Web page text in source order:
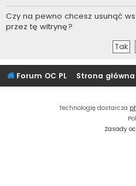
Czy na pewno chcesz usunąć
przez tę witrynę?
Forum OC PL Strona główna
Technologię dostarcza
Zasady